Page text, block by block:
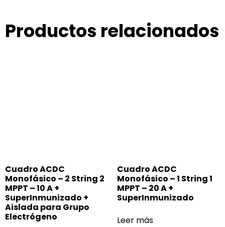
Productos relacionados
Cuadro ACDC
Monofásico – 2 String 2
MPPT – 10 A +
SuperInmunizado +
Aislada para Grupo
Electrógeno
Cuadro ACDC
Monofásico – 1 String 1
MPPT – 20 A +
SuperInmunizado
Leer más